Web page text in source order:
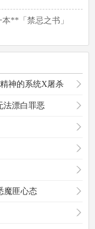
**「禁忌之书」
神的系统X屠杀
法漂白罪恶
魔匪心态